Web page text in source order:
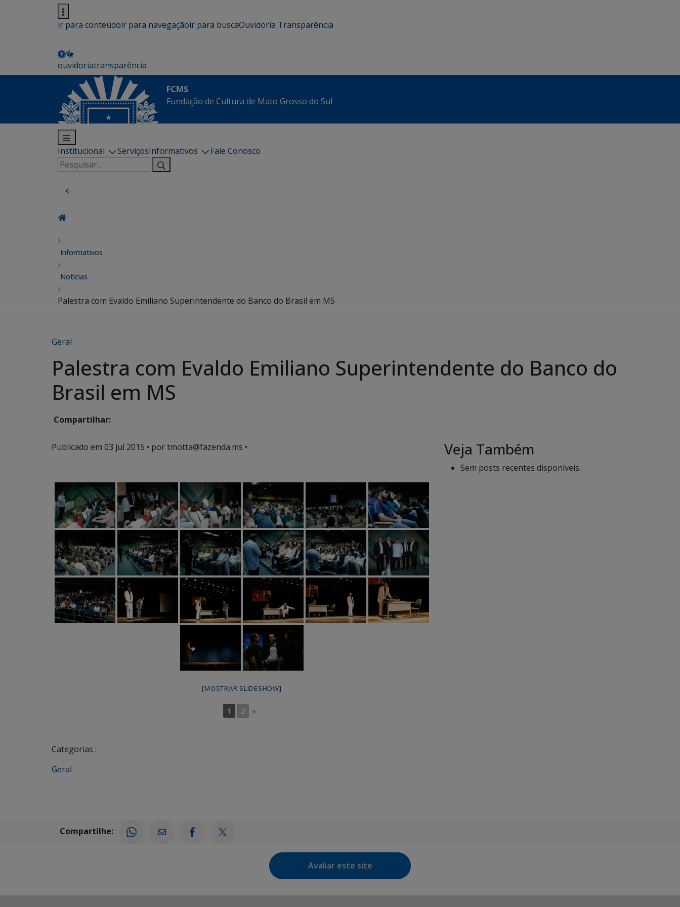
ir para conteúdoir para navegaçãoir para buscaOuvidoria Transparência
ouvidoriatransparência
FCMS
Fundação de Cultura de Mato Grosso do Sul
Institucional ServiçosInformativos
Fale Conosco
Pesquisar
por:
Informativos
Notícias
Palestra com Evaldo Emiliano Superintendente do Banco do Brasil em MS
Geral
Palestra com Evaldo Emiliano Superintendente do Banco do
Brasil em MS
Compartilhar:
Publicado em 03 jul 2015 • por tmotta@fazenda.ms •
[MOSTRAR SLIDESHOW]
1 2 ►
Categorias :
Geral
Veja Também
Sem posts recentes disponíveis.
Compartilhe:
Avaliar este site